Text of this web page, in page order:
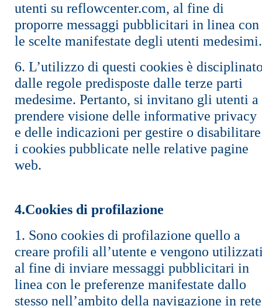
utenti su reflowcenter.com, al fine di
proporre messaggi pubblicitari in linea con
le scelte manifestate degli utenti medesimi.
6. L’utilizzo di questi cookies è
dalle regole predisposte dalle terze parti
medesime. Pertanto, si invitano gli utenti a
prendere visione delle informative privacy
e delle indicazioni per gestire o disabilitare
i cookies pubblicate nelle relative pagine
web.
4.Cookies di profilazione
1. Sono cookies di profilazione quello a
creare profili all’utente e vengono
al fine di inviare messaggi pubblicitari in
linea con le preferenze manifestate dallo
stesso nell’ambito della navigazione in